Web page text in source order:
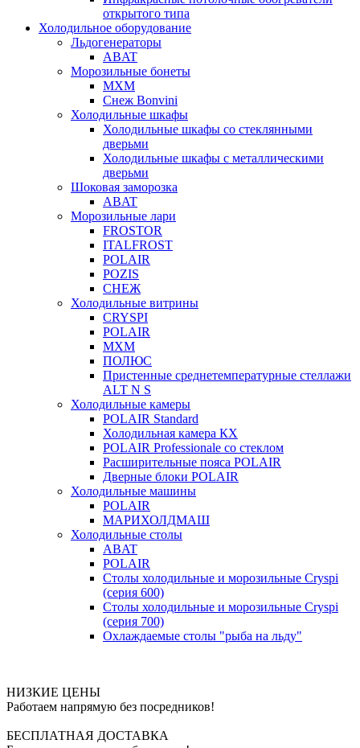
открытого типа
Холодильное оборудование
Льдогенераторы
ABAT
Морозильные бонеты
МХМ
Снеж Bonvini
Холодильные шкафы
Холодильные шкафы cо стеклянными
дверьми
Холодильные шкафы с металлическими
дверьми
Шоковая заморозка
ABAT
Морозильные лари
FROSTOR
ITALFROST
POLAIR
POZIS
СНЕЖ
Холодильные витрины
CRYSPI
POLAIR
МХМ
ПОЛЮС
Пристенные среднетемпературные стеллажи
ALT N S
Холодильные камеры
POLAIR Standard
Холодильная камера КХ
POLAIR Professionale со стеклом
Расширительные пояса POLAIR
Дверные блоки POLAIR
Холодильные машины
POLAIR
МАРИХОЛДМАШ
Холодильные столы
ABAT
POLAIR
Столы холодильные и морозильные Cryspi
(серия 600)
Столы холодильные и морозильные Cryspi
(серия 700)
Охлаждаемые столы "рыба на льду"
НИЗКИЕ ЦЕНЫ
Работаем напрямую без посредников!
БЕСПЛАТНАЯ ДОСТАВКА